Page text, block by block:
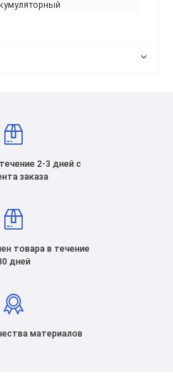
2-3 дней с
заказа
товара в течение
дней
материалов